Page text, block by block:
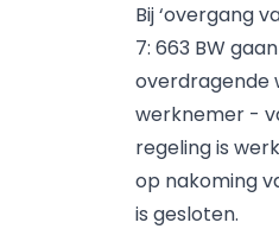
Bij ‘overgang
7: 663 BW
overdragende
werknemer -
regeling is
op nakoming
is gesloten.